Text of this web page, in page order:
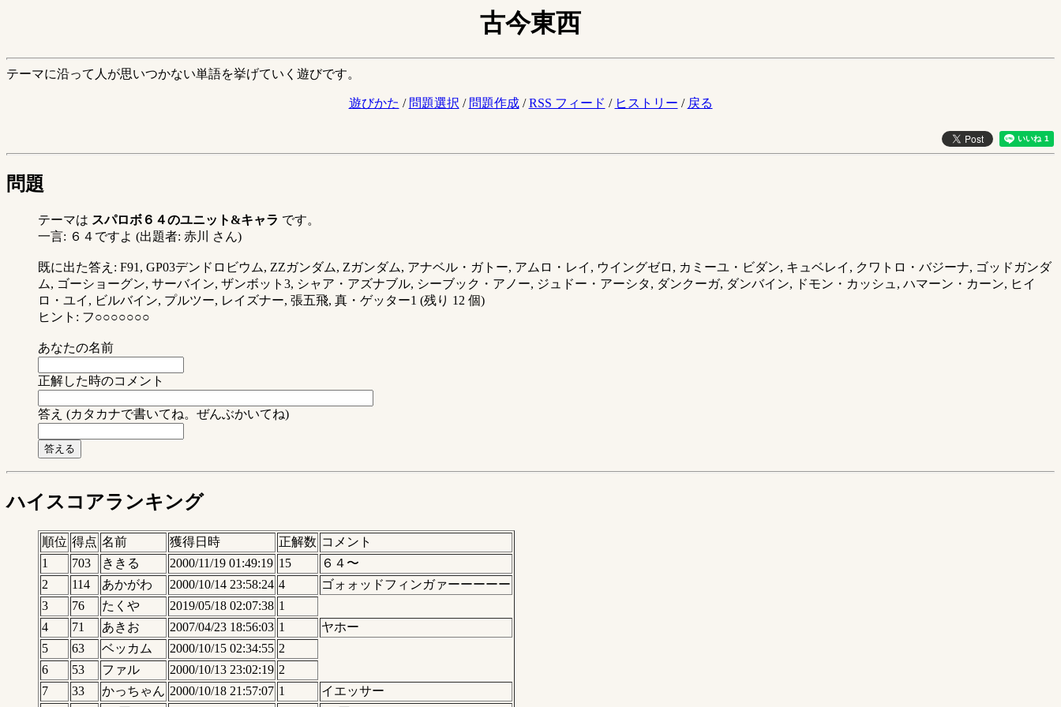
古今東西
テーマに沿って人が思いつかない単語を挙げていく遊びです。
遊びかた / 問題選択 / 問題作成/RSS フィード / ヒストリー / 戻る
問題
テーマは スパロボ６４のユニット&キャラ です。
一言: ６４ですよ (出題者: 赤川 さん)
既に出た答え: F91, GP03デンドロビウム, ZZガンダム, Zガンダム, アナベル・ガトー, アムロ・レイ, ウイングゼロ, カミーユ・ビダン, キュベレイ, クワトロ・バジーナ, ゴッドガンダ
ム, ゴーショーグン, サーバイン, ザンボット3, シャア・アズナブル, シーブック・アノー, ジュドー・アーシタ, ダンクーガ, ダンバイン, ドモン・カッシュ, ハマーン・カーン, ヒイ
ロ・ユイ, ビルバイン, プルツー, レイズナー, 張五飛, 真・ゲッター1 (残り 12 個)
ヒント: フ○○○○○○○
あなたの名前
正解した時のコメント
答え (カタカナで書いてね。ぜんぶかいてね)
ハイスコアランキング
順位 得点 名前 獲得日時 正解数 コメント
1
703 ききる 2000/11/19 01:49:19 15
６４〜
2
114 あかがわ 2000/10/14 23:58:24 4
ゴォォッドフィンガァーーーーー
3
76 たくや 2019/05/18 02:07:38 1
4
71 あきお 2007/04/23 18:56:03 1
ヤホー
5
63 ベッカム 2000/10/15 02:34:55 2
6
53 ファル 2000/10/13 23:02:19 2
7
33 かっちゃん 2000/10/18 21:57:07 1
イエッサー